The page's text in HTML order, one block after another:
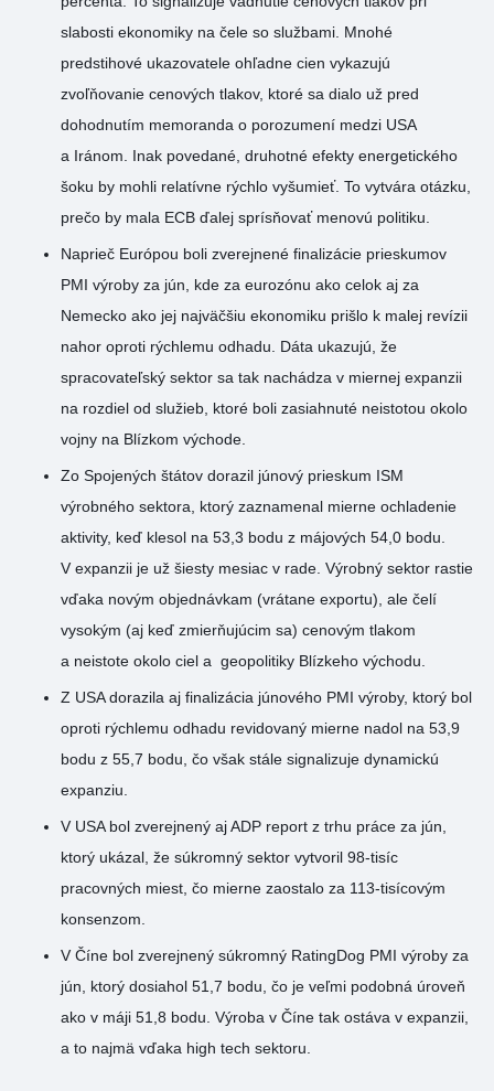
slabosti ekonomiky na čele so službami. Mnohé
predstihové ukazovatele ohľadne cien vykazujú
zvoľňovanie cenových tlakov, ktoré sa dialo už pred
dohodnutím memoranda o porozumení medzi USA
a Iránom. Inak povedané, druhotné efekty energetického
šoku by mohli relatívne rýchlo vyšumieť. To vytvára otázku,
prečo by mala ECB ďalej sprísňovať menovú politiku.
Naprieč Európou boli zverejnené finalizácie prieskumov
PMI výroby za jún, kde za eurozónu ako celok aj za
Nemecko ako jej najväčšiu ekonomiku prišlo k malej revízii
nahor oproti rýchlemu odhadu. Dáta ukazujú, že
spracovateľský sektor sa tak nachádza v miernej expanzii
na rozdiel od služieb, ktoré boli zasiahnuté neistotou okolo
vojny na Blízkom východe.
Zo Spojených štátov dorazil júnový prieskum ISM
výrobného sektora, ktorý zaznamenal mierne ochladenie
aktivity, keď klesol na 53,3 bodu z májových 54,0 bodu.
V expanzii je už šiesty mesiac v rade. Výrobný sektor rastie
vďaka novým objednávkam (vrátane exportu), ale čelí
vysokým (aj keď zmierňujúcim sa) cenovým tlakom
a neistote okolo ciel a geopolitiky Blízkeho východu.
Z USA dorazila aj finalizácia júnového PMI výroby, ktorý bol
oproti rýchlemu odhadu revidovaný mierne nadol na 53,9
bodu z 55,7 bodu, čo však stále signalizuje dynamickú
expanziu.
V USA bol zverejnený aj ADP report z trhu práce za jún,
ktorý ukázal, že súkromný sektor vytvoril 98-tisíc
pracovných miest, čo mierne zaostalo za 113-tisícovým
konsenzom.
V Číne bol zverejnený súkromný RatingDog PMI výroby za
jún, ktorý dosiahol 51,7 bodu, čo je veľmi podobná úroveň
ako v máji 51,8 bodu. Výroba v Číne tak ostáva v expanzii,
a to najmä vďaka high tech sektoru.